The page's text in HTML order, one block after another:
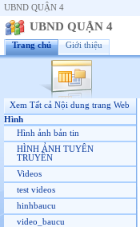
UBND QUẬN 4
UBND QUẬN 4
Trang chủ Giới thiệu
Xem Tất cả Nội dung trang Web
Hình
Hình ảnh bản tin
HÌNH ẢNH TUYÊN
TRUYỀN
Videos
test videos
hinhbaucu
video_baucu